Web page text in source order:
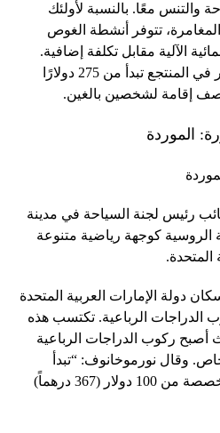
والتنس معًا. بالنسبة لأولئك
تتوفر أنشطة الغوص
الآلية مقابل تكلفة إضافية.
وأضاف فان توجل أن الأسعار في المنتجع تبدأ من 275 دولارًا
رئيس لجنة السياحة في مدينة
كوجهة رياضية متنوعة
المتحدة.
دولة الإمارات العربية المتحدة
الدراجات الرباعية. تكتسب هذه
أصبح ركوب الدراجات الرباعية
وقال نورموخانوف: “تبدأ
أسعار الباقات الرياضية المتخصصة من 100 دولار (367 درهماً)